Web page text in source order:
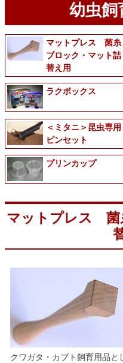
幼虫飼
マットプレス 菌糸
ブロック・マット詰
替え用
ラクボックス
＜ミタニ＞昆虫専用
ピンセット
プリンカップ
マットプレス 菌
クワガタ・カブト飼育用品と